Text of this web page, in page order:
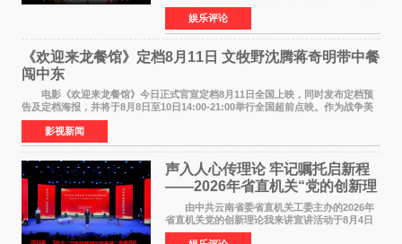
爱 2026 年7 月21 日，
NBAUNITEDBYJACK&JONES 全国首店，于郑
州正弘城正式启幕。NBA 传奇球星
娱乐评论
《欢迎来龙餐馆》定档8月11日 文牧野沈腾蒋奇明带中餐
闯中东
电影《欢迎来龙餐馆》今日正式官宣定档8月11日全国上映，同时发布定档预
告及定档海报，并将于8月8日至10日14:00-21:00举行全国超前点映。作为战争美
食大片，影片讲述的是中国厨师徐福（沈腾
影视新闻
声入人心传理论 牢记嘱托启新程
——2026年省直机关“党的创新理
论我来讲”宣讲活动圆满落幕
由中共云南省委省直机关工委主办的2026年
省直机关党的创新理论我来讲宣讲活动于8月4日
至5日在昆明举办。活动以 "牢记嘱托 感恩奋进